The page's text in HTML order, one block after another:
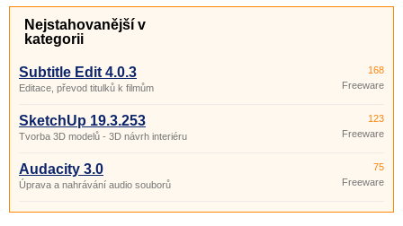
Nejstahovanější v
kategorii
Subtitle Edit 4.0.3
Editace, převod titulků k filmům
168
Freeware
SketchUp 19.3.253
Tvorba 3D modelů - 3D návrh interiéru
123
Freeware
Audacity 3.0
Úprava a nahrávání audio souborů
75
Freeware